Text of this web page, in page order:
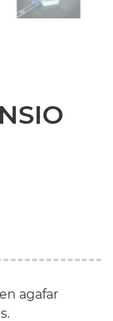
agafar